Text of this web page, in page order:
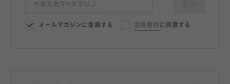
メールマガジンに登録する 会員規約 に同意する